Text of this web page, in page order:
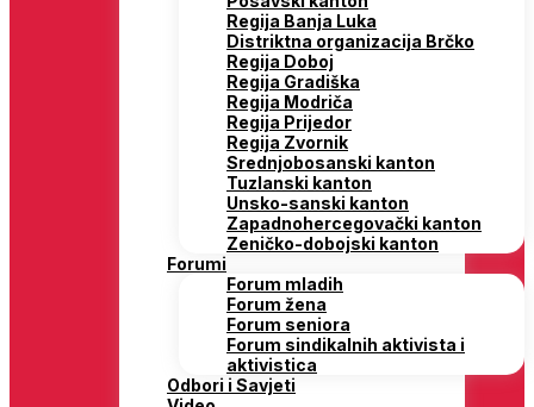
Regija Banja Luka
Distriktna organizacija Brčko
Regija Doboj
Regija Gradiška
Regija Modriča
Regija Prijedor
Regija Zvornik
Srednjobosanski kanton
Tuzlanski kanton
Unsko-sanski kanton
Zapadnohercegovački kanton
Zeničko-dobojski kanton
Forumi
Forum mladih
Forum žena
Forum seniora
Forum sindikalnih aktivista i
aktivistica
Odbori i Savjeti